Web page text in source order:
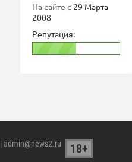
На сайте с 29 Марта
2008
Репутация:
| admin@news2.ru 18+